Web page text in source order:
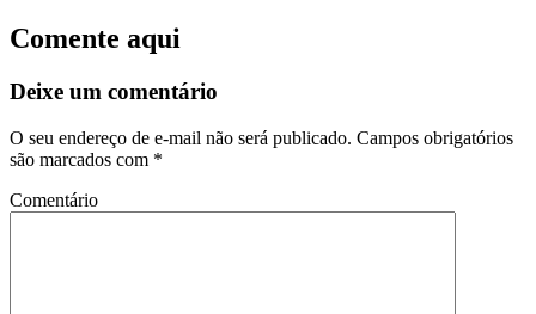
Comente aqui
Deixe um comentário
O seu endereço de e-mail não será publicado. Campos obrigatórios
são marcados com *
Comentário